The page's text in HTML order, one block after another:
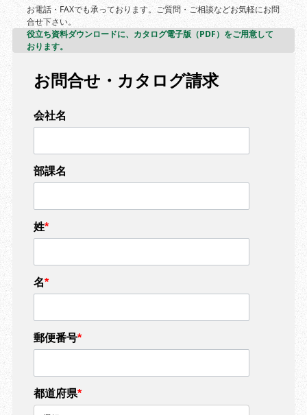
お電話・FAXでも承っております。ご質問・ご相談などお気軽にお問
合せ下さい。
役立ち資料ダウンロードに、カタログ電子版（PDF）をご用意して
おります。
お問合せ・カタログ請求
会社名
部課名
姓*
名*
郵便番号*
都道府県*